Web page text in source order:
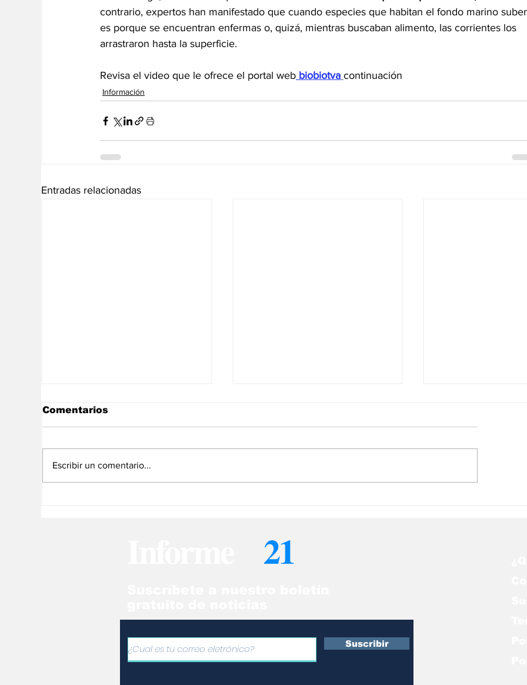
contrario, expertos han manifestado que cuando especies que habitan el fondo marino
es porque se encuentran enfermas o, quizá, mientras buscaban alimento, las corrientes los
arrastraron hasta la superficie.
Revisa el video que le ofrece el portal web biobiotva continuación
Información
Entradas relacionadas
Comentarios
Escribir un comentario...
21
Suscribir